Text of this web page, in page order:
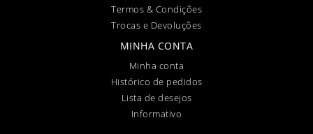
Termos & Condições
Trocas e Devoluções
MINHA CONTA
Minha conta
Histórico de pedidos
Lista de desejos
Informativo